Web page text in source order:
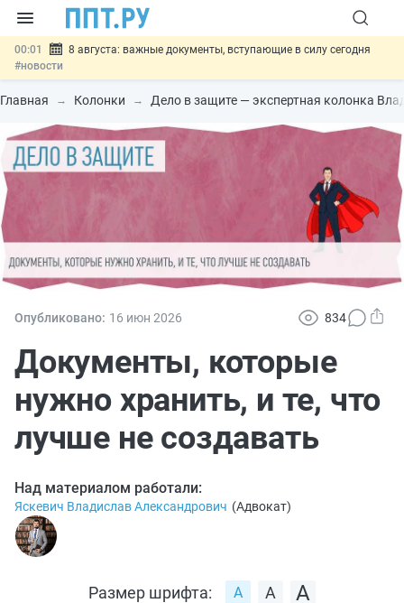
00:01
8 августа: важные документы, вступающие в силу сегодня
#новости
07.08 Подписан закон о блокировке продажи опасных товаров через
«Честный знак»#новости
07.08 Госпошлину за устранение ошибок в документах предлагают
отменить #новости
Разработают единые критерии трудовых и ГПХ-
Главная Колонки Дело в защите — экспертная колонка
Опубликовано: 16 июн 2026 834
Документы, которые
нужно хранить, и те, что
лучше не создавать
Над материалом работали:
Яскевич Владислав Александрович (Адвокат)
Размер шрифта: